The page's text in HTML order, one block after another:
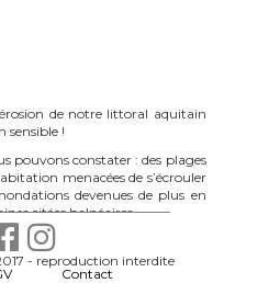
de notre littoral aquitain
sensible !
pouvons constater : des plages
menacées de s’écrouler
devenues de plus en
citées balnéaires.
pas forcément intérêt à ce
immobiliers qui
à profiter de cette manne,
- reproduction interdite
Contact